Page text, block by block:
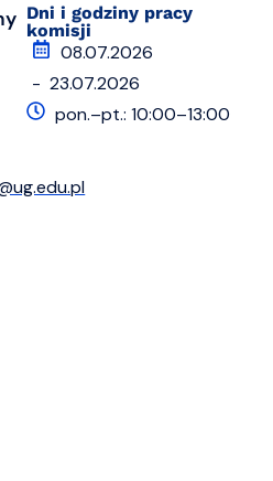
Dni i godziny pracy
komisji
08.07.2026
- 23.07.2026
pon.–pt.: 10:00–13:00